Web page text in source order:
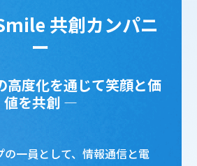
共創カンパニ
ー
度化を通じて笑顔と価
値を共創 ―
の一員として、情報通信と電